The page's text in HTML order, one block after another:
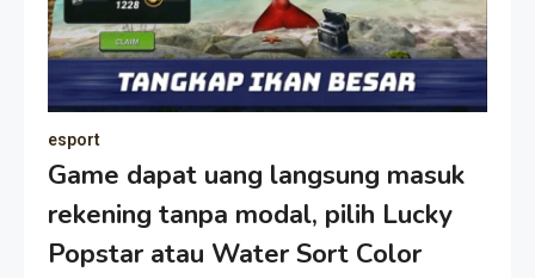
esport
Game dapat uang langsung masuk
rekening tanpa modal, pilih Lucky
Popstar atau Water Sort Color